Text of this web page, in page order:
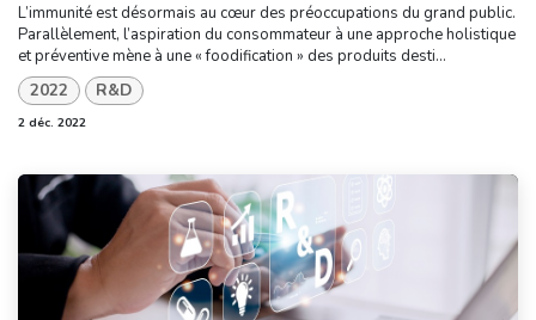
L’immunité est désormais au cœur des préoccupations du grand public.
Parallèlement, l’aspiration du consommateur à une approche holistique
et préventive mène à une « foodification » des produits desti...
2022 R&D
2 déc. 2022